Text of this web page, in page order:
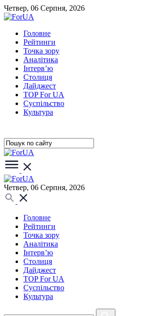
Четвер, 06 Серпня, 2026
Головне
Рейтинги
Точка зору
Аналітика
Інтерв’ю
Столиця
Дайджест
TOP For UA
Суспiльство
Культура
Четвер, 06 Серпня, 2026
Головне
Рейтинги
Точка зору
Аналітика
Інтерв’ю
Столиця
Дайджест
TOP For UA
Суспiльство
Культура